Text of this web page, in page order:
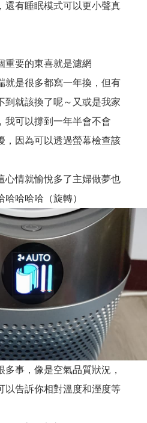
還有睡眠模式可以更小聲真
重要的東喜就是濾網
就是很多都寫一年換，但有
到就該換了呢～又或是我家
我可以撐到一年半會不會
，因為可以透過螢幕檢查該
心情就愉悅多了主婦做夢也
哈哈哈（旋轉）
事，像是空氣品質狀況，
以告訴你相對溫度和溼度等